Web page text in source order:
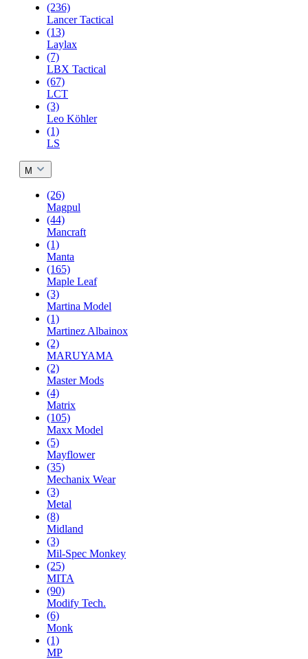
(236)
Lancer Tactical
(13)
Laylax
(7)
LBX Tactical
(67)
LCT
(3)
Leo Köhler
(1)
LS
M
(26)
Magpul
(44)
Mancraft
(1)
Manta
(165)
Maple Leaf
(3)
Martina Model
(1)
Martinez Albainox
(2)
MARUYAMA
(2)
Master Mods
(4)
Matrix
(105)
Maxx Model
(5)
Mayflower
(35)
Mechanix Wear
(3)
Metal
(8)
Midland
(3)
Mil-Spec Monkey
(25)
MITA
(90)
Modify Tech.
(6)
Monk
(1)
MP